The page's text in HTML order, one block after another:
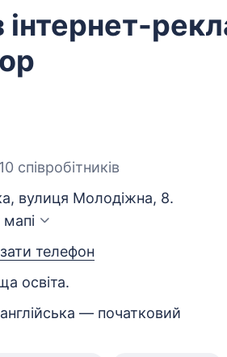
співробітників
вулиця Молодіжна, 8.
телефон
освіта.
— початковий